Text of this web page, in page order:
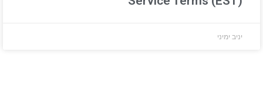
יניב ימיני